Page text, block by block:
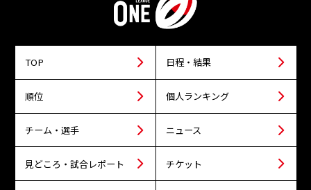
TOP 日程・結果
順位 個人ランキング
チーム・選手 ニュース
見どころ・試合レポート チケット